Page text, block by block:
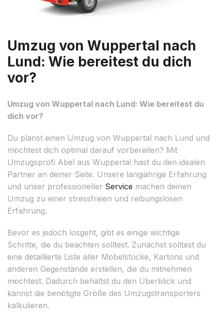
Umzug von Wuppertal nach
Lund: Wie bereitest du dich
vor?
Umzug von Wuppertal nach Lund: Wie bereitest du
dich vor?
Du planst einen Umzug von Wuppertal nach Lund und
möchtest dich optimal darauf vorbereiten? Mit
Umzugsprofi Abel aus Wuppertal hast du den idealen
Partner an deiner Seite. Unsere langjährige Erfahrung
und unser professioneller Service machen deinen
Umzug zu einer stressfreien und reibungslosen
Erfahrung.
Bevor es jedoch losgeht, gibt es einige wichtige
Schritte, die du beachten solltest. Zunächst solltest du
eine detaillierte Liste aller Möbelstücke, Kartons und
anderen Gegenstände erstellen, die du mitnehmen
möchtest. Dadurch behältst du den Überblick und
kannst die benötigte Größe des Umzugstransporters
kalkulieren.